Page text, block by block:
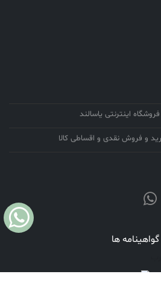
اینترنتی یاسالند
و فروش نقدی و اقساطی کالا
گواهینامه ها